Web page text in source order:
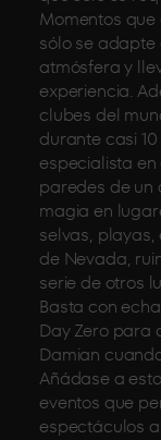
Momentos
sólo se adapte
atmósfera y
experiencia.
clubes del
durante casi
especialista
paredes de un
magia en
selvas,
de Nevada,
serie de otros
Basta con
Day Zero para
Damian
Añádase a
eventos que
espectáculos